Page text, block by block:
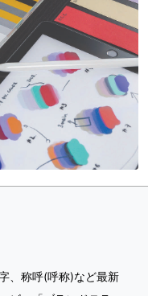
、称呼(呼称)など最新